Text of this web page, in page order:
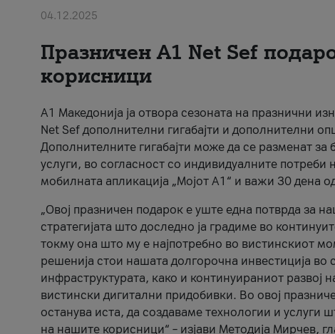
04.12.2025
Празничен A1 Net Sеf
корисници
А1 Македонија ја отвора сезоната на празнични
Net Sef дополнителни гигабајти и дополнителни
Дополнителните гигабајти може да се разменат
услуги, во согласност со индивидуалните
мобилната апликација „Мојот А1“ и важи 30 дена
„Овој празничен подарок е уште една потврда за
стратегијата што доследно ја градиме во
токму она што му е најпотребно во вистинскиот
решенија стои нашата долгорочна инвестиција
инфраструктурата, како и континуираниот развој
вистински дигитални придобивки. Во овој
останува иста, да создаваме технологии и услуги
на нашите корисници“ – изјави Методија Мирчев,